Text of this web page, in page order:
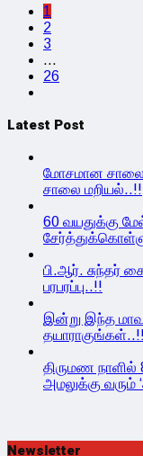
1
2
3
…
26
Latest Post
மோசமான சாலை..
சாலை மறியல்..!!
60 வயதுக்கு
பி.ஆர். சுந்தர்
பரபரப்பு..!!
இன்று இந்த
தயாராகுங்கள்..!!
திருமண நாளில்
அமலுக்கு
Newsletter